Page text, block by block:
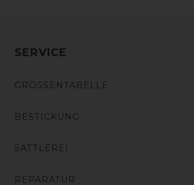
SERVICE
GRÖSSENTABELLE
BESTICKUNG
SATTLEREI
REPARATUR